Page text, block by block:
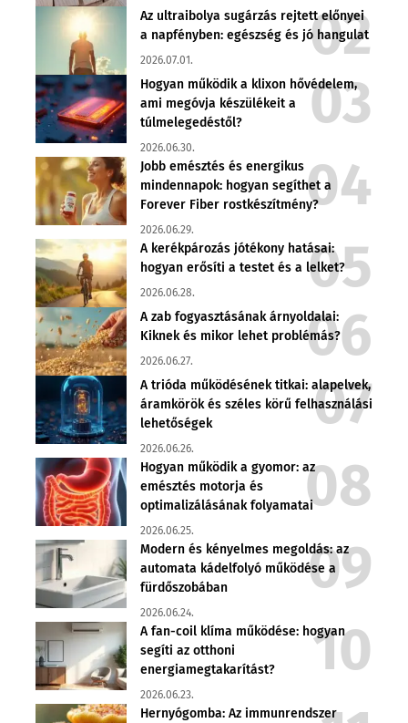
Az ultraibolya sugárzás rejtett előnyei
a napfényben: egészség és jó hangulat
2026.07.01.
Hogyan működik a klixon hővédelem,
ami megóvja készülékeit a
túlmelegedéstől?
2026.06.30.
Jobb emésztés és energikus
mindennapok: hogyan segíthet a
Forever Fiber rostkészítmény?
2026.06.29.
A kerékpározás jótékony hatásai:
hogyan erősíti a testet és a lelket?
2026.06.28.
A zab fogyasztásának árnyoldalai:
Kiknek és mikor lehet problémás?
2026.06.27.
A trióda működésének titkai: alapelvek,
áramkörök és széles körű felhasználási
lehetőségek
2026.06.26.
Hogyan működik a gyomor: az
emésztés motorja és
optimalizálásának folyamatai
2026.06.25.
Modern és kényelmes megoldás: az
automata kádelfolyó működése a
fürdőszobában
2026.06.24.
A fan-coil klíma működése: hogyan
segíti az otthoni
energiamegtakarítást?
2026.06.23.
Hernyógomba: Az immunrendszer